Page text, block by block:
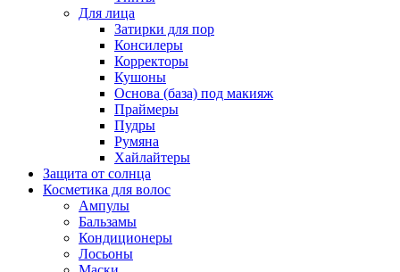
Для лица
Затирки для пор
Консилеры
Корректоры
Кушоны
Основа (база) под макияж
Праймеры
Пудры
Румяна
Хайлайтеры
Защита от солнца
Косметика для волос
Ампулы
Бальзамы
Кондиционеры
Лосьоны